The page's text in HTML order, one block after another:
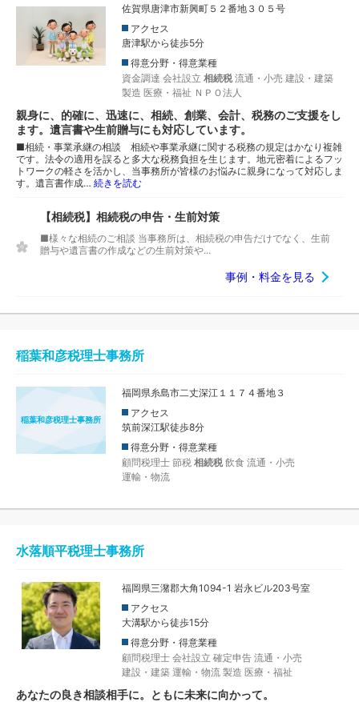
佐賀県唐津市新興町５２番地３０５号
アクセス
唐津駅から徒歩5分
得意分野・得意業種
資金調達 会社設立 相続税 流通・小売 建設・建築
製造 医療・福祉 ＮＰＯ法人
親身に、的確に、迅速に、相続、創業、会計、税務のご支援をし
ます。遺言書や生前贈与にも対応しています。
■相続・事業承継の相談 相続や事業承継に関する税務の規定はかなり複雑
です。法令の適用を誤ると多大な税務負担を生じます。地元密着によるフッ
トワークの軽さを活かし、当事務所が皆様のお悩みに親身になって対応しま
す。遺言書作成… 続きを読む
【相続税】相続税の申告・生前対策
■様々な相続のご相談 当事務所は、相続税の申告だけでなく、生前
贈与や遺言書の作成などの生前対策や...
事例・料金を見る
稲葉和彦税理士事務所
稲葉和彦税理士事務所
福岡県糸島市二丈深江１１７４番地３
アクセス
筑前深江駅徒歩8分
得意分野・得意業種
顧問税理士 節税 相続税 飲食 流通・小売
運輸・物流
水落順平税理士事務所
福岡県三潴郡大角1094-1 岩永ビル203号室
アクセス
大溝駅から徒歩15分
得意分野・得意業種
顧問税理士 会社設立 確定申告 流通・小売
建設・建築 運輸・物流 製造 医療・福祉
あなたの良き相談相手に。ともに未来に向かって。